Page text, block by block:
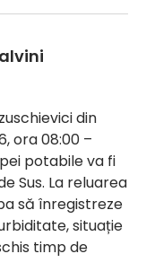
din
ora 08:00 –
potabile va fi
Sus. La reluarea
să înregistreze
situație
timp de